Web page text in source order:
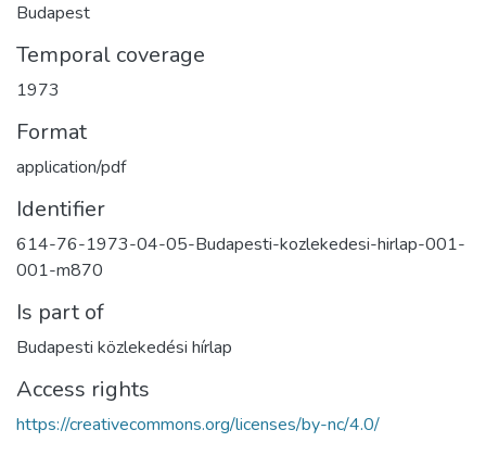
Budapest
Temporal coverage
1973
Format
application/pdf
Identifier
614-76-1973-04-05-Budapesti-kozlekedesi-hirlap-001-
001-m870
Is part of
Budapesti közlekedési hírlap
Access rights
https://creativecommons.org/licenses/by-nc/4.0/